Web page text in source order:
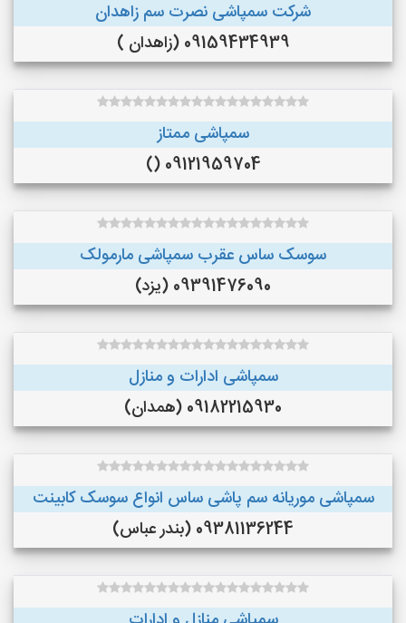
شرکت سمپاشی نصرت سم زاهدان
09159434939 (زاهدان )
سمپاشی ممتاز
09121959704 ()
سوسک ساس عقرب سمپاشی مارمولک
09391476090 (یزد)
سمپاشی ادارات و منازل
09182215930 (همدان)
سمپاشی موریانه سم پاشی ساس انواع سوسک کابینت
09381136244 (بندر عباس)